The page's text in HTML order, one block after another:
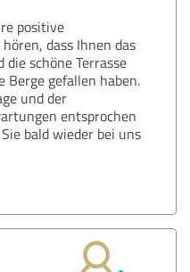
positive
dass Ihnen das
schöne Terrasse
Berge gefallen haben.
und der
entsprochen
bald wieder bei uns